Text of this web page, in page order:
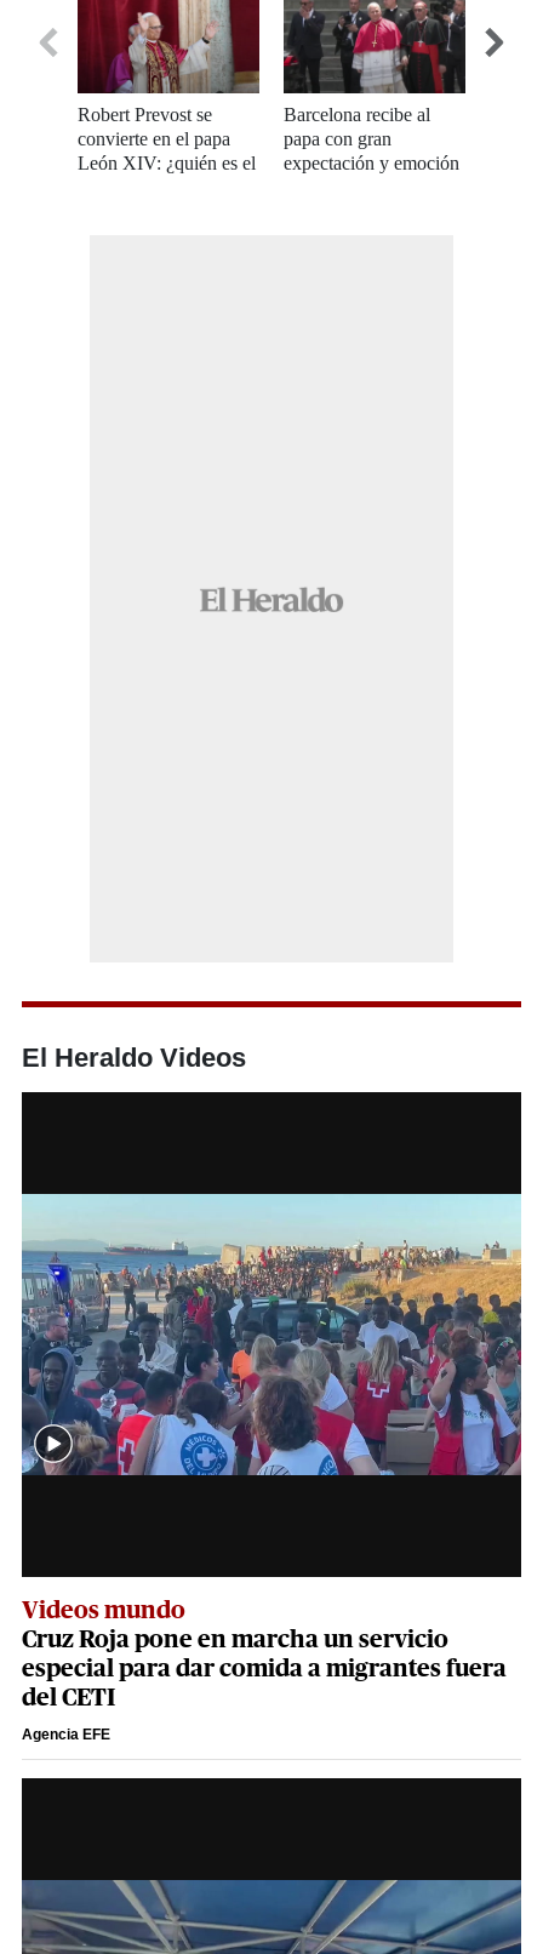
seconds
Robert Prevost se
convierte en el papa
León XIV: ¿quién es el
Barcelona recibe al
papa con gran
expectación y emoción
El Heraldo Videos
Videos mundo
Cruz Roja pone en marcha un servicio
especial para dar comida a migrantes fuera
del CETI
Agencia EFE